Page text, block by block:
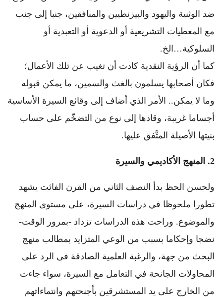
ضد الوثنية واليهود والبيزنطيين والمنافقين، جنبا إلى جنب
مع المعطيات التشريعية أو الدعوية أو التعبدية أو
السلوكية…الخ.
كما أن الرؤية النقدية كادت أن تغيب عن تلك الأعمال؛
فكان أصحابها يسلمون بالغث والسمين، ما يمكن قبوله
وما لا يمكن.. الأمر الذي أضاف إلى وقائع السيرة الأساسية
أجساما غريبة، وقادها إلى نوع من التضخّم على حساب
بنيتها الأصيلة المتَّفق عليها.
2. المنهج الأكاديمي والسيرة
ولحسن الحظ بدأ النصف الثاني من القرن الفائت يشهد
تطورا ملحوظا في دراسات السيرة، على مستوى المنهج
والموضوع. وراحت هذه الدراسات تزداد -بمرور الوقت-
نضجا وإحكاما بسبب من الوعي المتزايد بمطالب منهج
البحث من جهة، والرغبة العلمية الصادقة في الرد على
المحاولات الجانحة في التعامل مع السيرة، سواء جاءت
من الخارج على يد المستشرقين بأجنحتهم وانتماءاتهم